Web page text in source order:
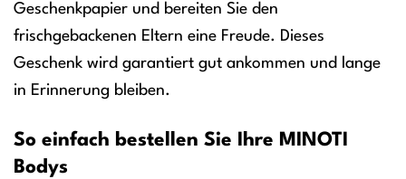
Geschenkpapier und bereiten Sie den
frischgebackenen Eltern eine Freude. Dieses
Geschenk wird garantiert gut ankommen und lange
in Erinnerung bleiben.
So einfach bestellen Sie Ihre MINOTI
Bodys